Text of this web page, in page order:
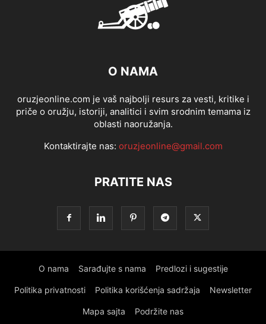
O NAMA
oruzjeonline.com je vaš najbolji resurs za vesti, kritike i
priče o oružju, istoriji, analitici i svim srodnim temama iz
oblasti naoružanja.
Kontaktirajte nas: oruzjeonline@gmail.com
PRATITE NAS
O nama Sarađujte s nama Predlozi i sugestije
Politika privatnosti Politika korišćenja sadržaja Newsletter
Mapa sajta Podržite nas